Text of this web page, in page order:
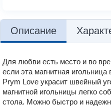
Описание
Для любви есть место и во
если эта магнитная
Prym Love украсит швейный
магнитной игольницы легко
стола. Можно быстро и